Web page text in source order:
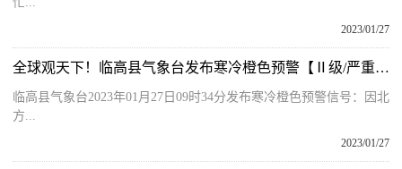
2023/01/27
全球观天下！临高县气象台发布寒冷橙色预警【Ⅱ级/严重】【2023-01-27】
临高县气象台2023年01月27日09时34分发布寒冷橙色预警信号：因北
方...
2023/01/27